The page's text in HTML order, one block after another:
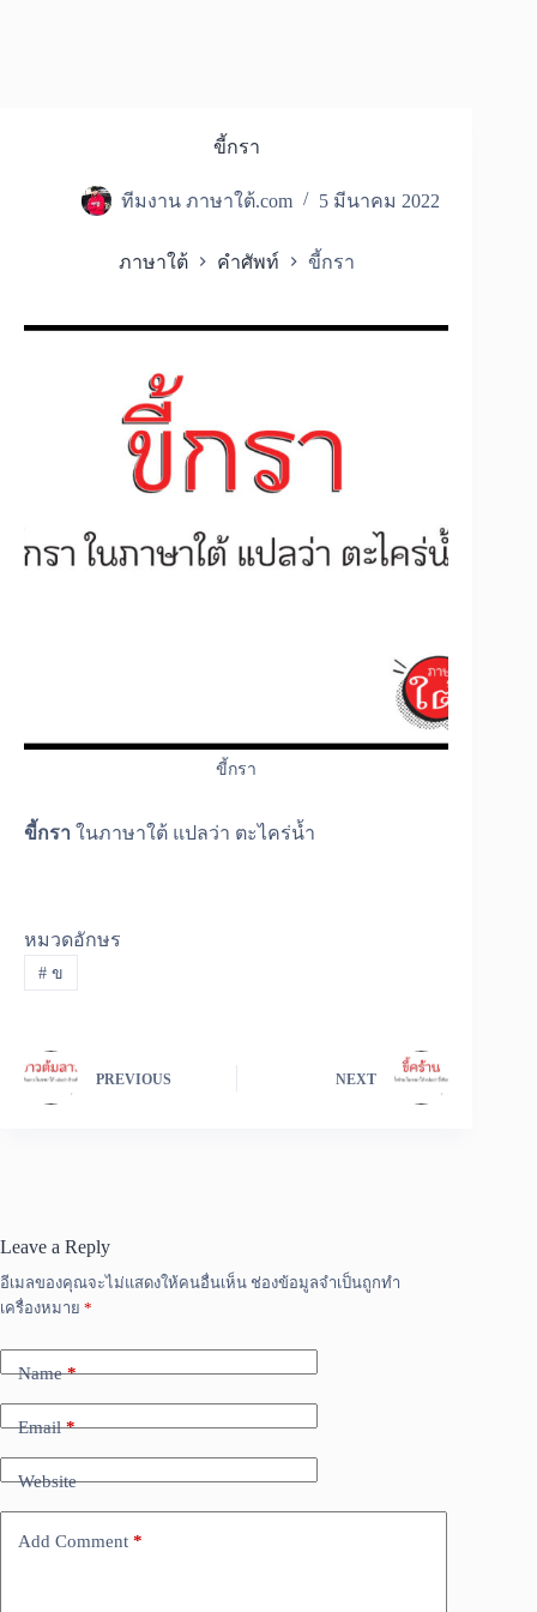
ขี้กรา
ทีมงาน ภาษาใต้.com 5 มีนาคม 2022
ภาษาใต้ คำศัพท์ ขี้กรา
ขี้กรา
ขี้กรา ในภาษาใต้ แปลว่า ตะไคร่น้ำ
หมวดอักษร
#ข
PREVIOUS NEXT
Leave a Reply
อีเมลของคุณจะไม่แสดงให้คนอื่นเห็น ช่องข้อมูลจำเป็นถูกทำ
เครื่องหมาย *
Name*
Email*
Website
Add Comment *